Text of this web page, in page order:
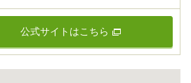
公式サイトはこちら